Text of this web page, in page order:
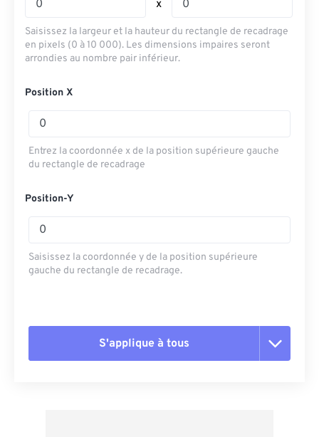
x
Saisissez la largeur et la hauteur du rectangle de recadrage
en pixels (0 à 10 000). Les dimensions impaires seront
arrondies au nombre pair inférieur.
Position X
Entrez la coordonnée x de la position supérieure gauche
du rectangle de recadrage
Position-Y
Saisissez la coordonnée y de la position supérieure
gauche du rectangle de recadrage.
S'applique à tous